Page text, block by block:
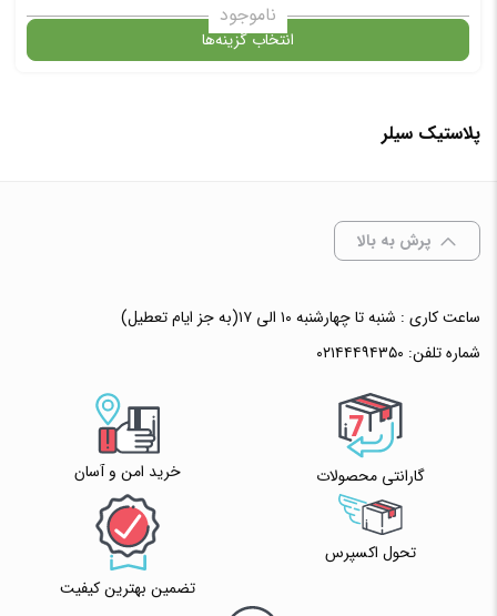
ناموجود
انتخاب گزینه‌ها
گارانتی
✧ چت با پشتیبان واتس آپ
پلاستیک سیلر
پرش به بالا
ساعت کاری : شنبه تا چهارشنبه ۱۰ الی ۱۷(به جز ایام تعطیل)
شماره تلفن: ۰۲۱۴۴۴۹۴۳۵۰
گارانتی محصولات خرید امن و آسان
تحول اکسپرس
تضمین بهترین کیفیت